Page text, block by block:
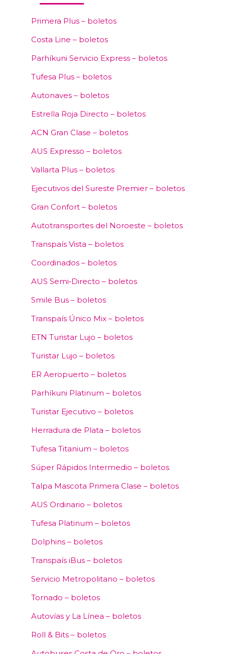
Primera Plus – boletos
Costa Line – boletos
Parhíkuni Servicio Express – boletos
Tufesa Plus – boletos
Autonaves – boletos
Estrella Roja Directo – boletos
ACN Gran Clase – boletos
AUS Expresso – boletos
Vallarta Plus – boletos
Ejecutivos del Sureste Premier – boletos
Gran Confort – boletos
Autotransportes del Noroeste – boletos
Transpaís Vista – boletos
Coordinados – boletos
AUS Semi‑Directo – boletos
Smile Bus – boletos
Transpaís Único Mix – boletos
ETN Turistar Lujo – boletos
Turistar Lujo – boletos
ER Aeropuerto – boletos
Parhíkuni Platinum – boletos
Turistar Ejecutivo – boletos
Herradura de Plata – boletos
Tufesa Titanium – boletos
Súper Rápidos Intermedio – boletos
Talpa Mascota Primera Clase – boletos
AUS Ordinario – boletos
Tufesa Platinum – boletos
Dolphins – boletos
Transpaís iBus – boletos
Servicio Metropolitano – boletos
Tornado – boletos
Autovías y La Línea – boletos
Roll & Bits – boletos